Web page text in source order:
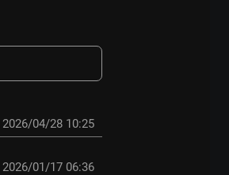
2026/04/28 10:25
2026/01/17 06:36